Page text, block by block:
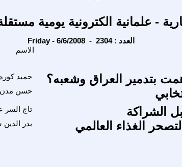
- علمانية الكترونية يومية
Friday - 6/6/2008 - العدد : 2304
الاسم
حميد بتدمير العراق وشعبه؟
حسن مدن
تاج السر الشراكة
بدر الغذاء العالمي